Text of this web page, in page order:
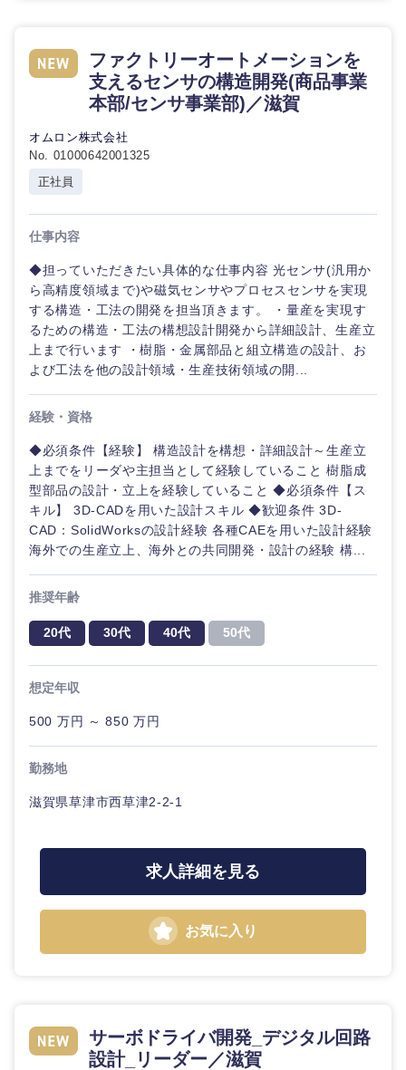
選択する
ファクトリーオートメーションを
支えるセンサの構造開発(商品事業
本部/センサ事業部)／滋賀
オムロン株式会社
No. 01000642001325
正社員
仕事内容
◆担っていただきたい具体的な仕事内容 光センサ(汎用か
ら高精度領域まで)や磁気センサやプロセスセンサを実現
する構造・工法の開発を担当頂きます。 ・量産を実現す
るための構造・工法の構想設計開発から詳細設計、生産立
上まで行います ・樹脂・金属部品と組立構造の設計、お
よび工法を他の設計領域・生産技術領域の開...
経験・資格
◆必須条件【経験】 構造設計を構想・詳細設計～生産立
上までをリーダや主担当として経験していること 樹脂成
型部品の設計・立上を経験していること ◆必須条件【ス
キル】 3D-CADを用いた設計スキル ◆歓迎条件 3D-
CAD：SolidWorksの設計経験 各種CAEを用いた設計経験
海外での生産立上、海外との共同開発・設計の経験 構...
推奨年齢
20代 30代 40代 50代
想定年収
500 万円 ～ 850 万円
勤務地
滋賀県草津市西草津2-2-1
求人詳細を見る
お気に入り
サーボドライバ開発_デジタル回路
設計_リーダー／滋賀